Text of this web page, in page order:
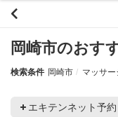
岡崎市のおす
検索条件 岡崎市 マッサー
エキテンネット予約